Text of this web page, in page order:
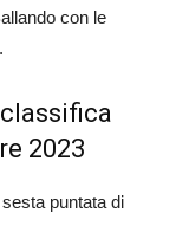
con le
2023
puntata di